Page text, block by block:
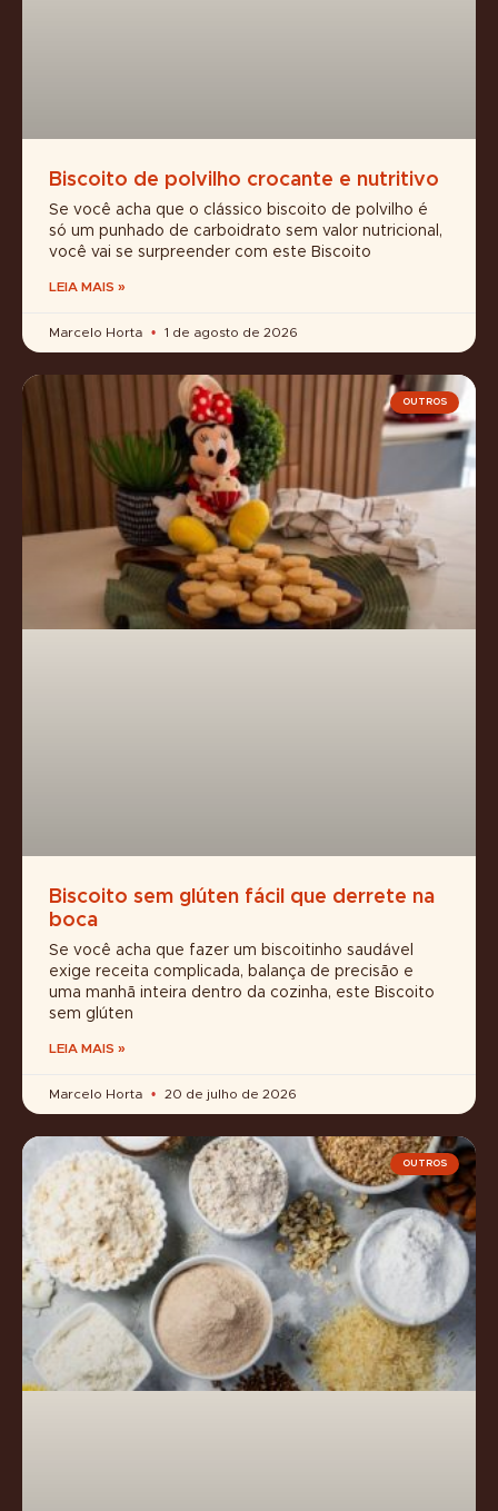
Biscoito de polvilho crocante e nutritivo
Se você acha que o clássico biscoito de polvilho é
só um punhado de carboidrato sem valor nutricional,
você vai se surpreender com este Biscoito
LEIA MAIS »
Marcelo Horta 1 de agosto de 2026
OUTROS
Biscoito sem glúten fácil que derrete na
boca
Se você acha que fazer um biscoitinho saudável
exige receita complicada, balança de precisão e
uma manhã inteira dentro da cozinha, este Biscoito
sem glúten
LEIA MAIS »
Marcelo Horta 20 de julho de 2026
OUTROS